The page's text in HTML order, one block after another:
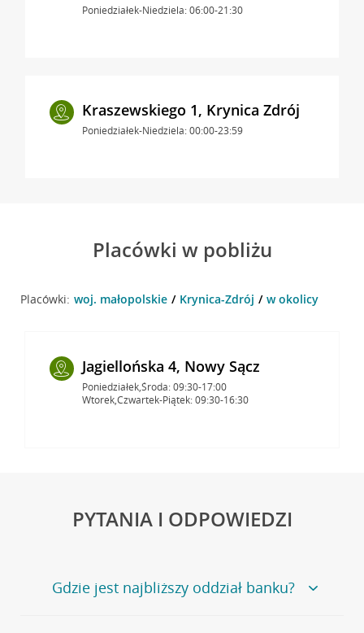
Poniedziałek-Niedziela: 06:00-21:30
Kraszewskiego 1, Krynica Zdrój
Poniedziałek-Niedziela: 00:00-23:59
Placówki w pobliżu
Placówki: woj. małopolskie Krynica-Zdrój w okolicy
Jagiellońska 4, Nowy Sącz
Poniedziałek,Środa: 09:30-17:00
Wtorek,Czwartek-Piątek: 09:30-16:30
PYTANIA I ODPOWIEDZI
Gdzie jest najbliższy oddział banku?